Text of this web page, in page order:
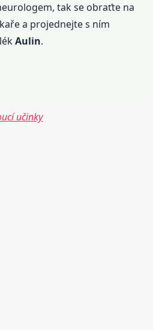
tak se obraťte na
a projednejte s ním
Aulin.
učinky